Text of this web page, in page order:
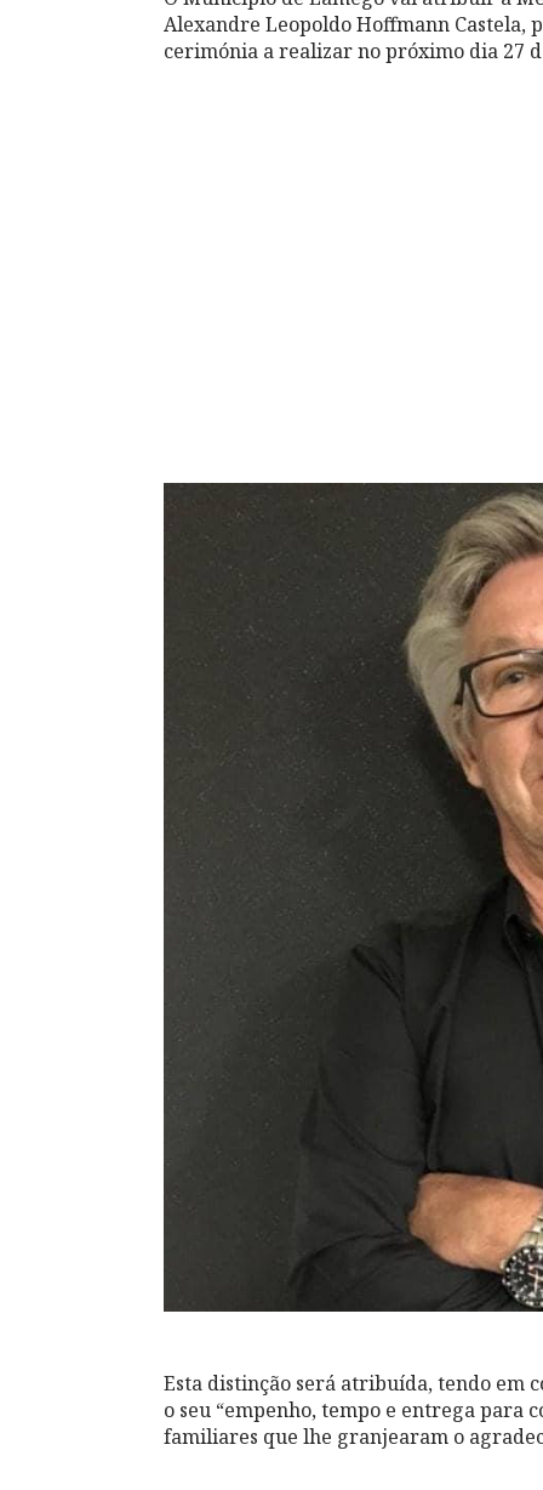
Alexandre Leopoldo Hoffmann Castela,
cerimónia a realizar no próximo dia 27
Esta distinção será atribuída, tendo em
o seu “empenho, tempo e entrega para
familiares que lhe granjearam o